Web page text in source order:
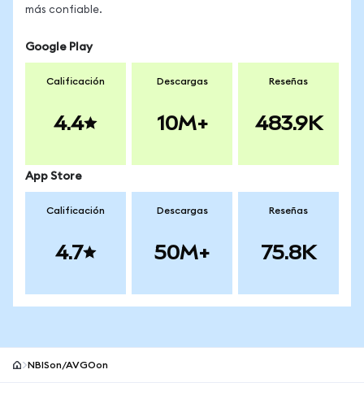
más confiable.
Google Play
Calificación
4.4
Descargas
10M+
Reseñas
483.9K
App Store
Calificación
4.7
Descargas
50M+
Reseñas
75.8K
NBISon/AVGOon